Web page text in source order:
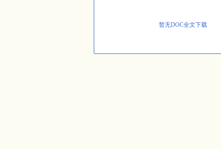
暂无DOC全文下载